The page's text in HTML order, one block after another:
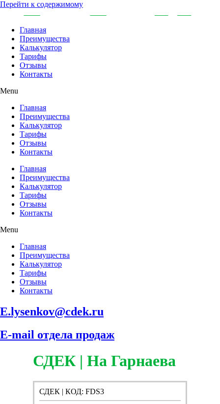
Перейти к содержимому
Главная
Преимущества
Калькулятор
Тарифы
Отзывы
Контакты
Menu
Главная
Преимущества
Калькулятор
Тарифы
Отзывы
Контакты
Главная
Преимущества
Калькулятор
Тарифы
Отзывы
Контакты
Menu
Главная
Преимущества
Калькулятор
Тарифы
Отзывы
Контакты
E.lysenkov@cdek.ru
E-mail отдела продаж
СДЕК | На Гарнаева
СДЕК | КОД: FDS3